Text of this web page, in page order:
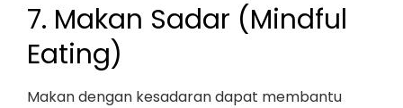
7. Makan Sadar (Mindful
Eating)
Makan dengan kesadaran dapat membantu